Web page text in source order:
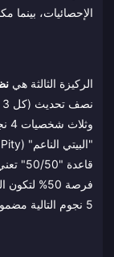
الإحصائيات، بينما مكافأة الـ 4 قطع تغير
الركيزة الثالثة هي
فرصة 50%
5 نجوم التالية مضمونة.